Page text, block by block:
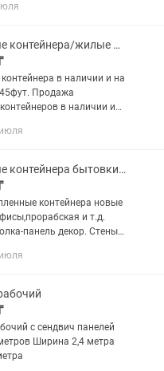
Утепленные контейнера/жилые вагончики/бытовки
в наличии и на
Продажа
в наличии и
продажей
Утепленные контейнера бытовки, вагончики
контейнера новые
и т.д.
панель декор. Стены-
заказы. Срок
с сендвич панелей
2,4 метра